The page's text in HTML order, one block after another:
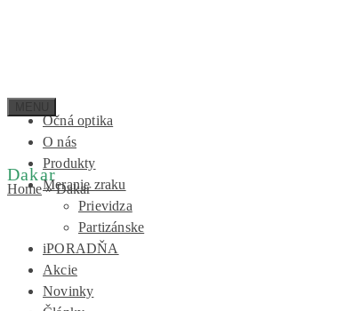
Očná optika
O nás
Produkty
Meranie zraku
Prievidza
Partizánske
iPORADŇA
Akcie
Novinky
Dakar
Home » Dakar